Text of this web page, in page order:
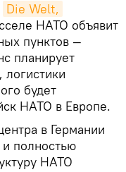
Die Welt,
НАТО объявит
пунктов —
планирует
логистики
будет
НАТО в Европе.
в Германии
полностью
НАТО